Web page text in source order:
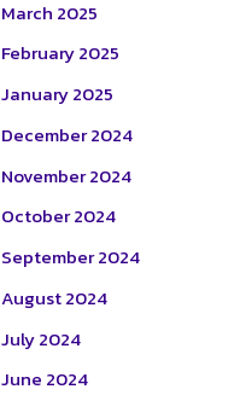
March 2025
February 2025
January 2025
December 2024
November 2024
October 2024
September 2024
August 2024
July 2024
June 2024